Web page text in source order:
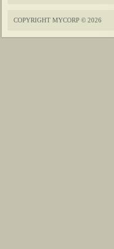
COPYRIGHT MYCORP © 2026